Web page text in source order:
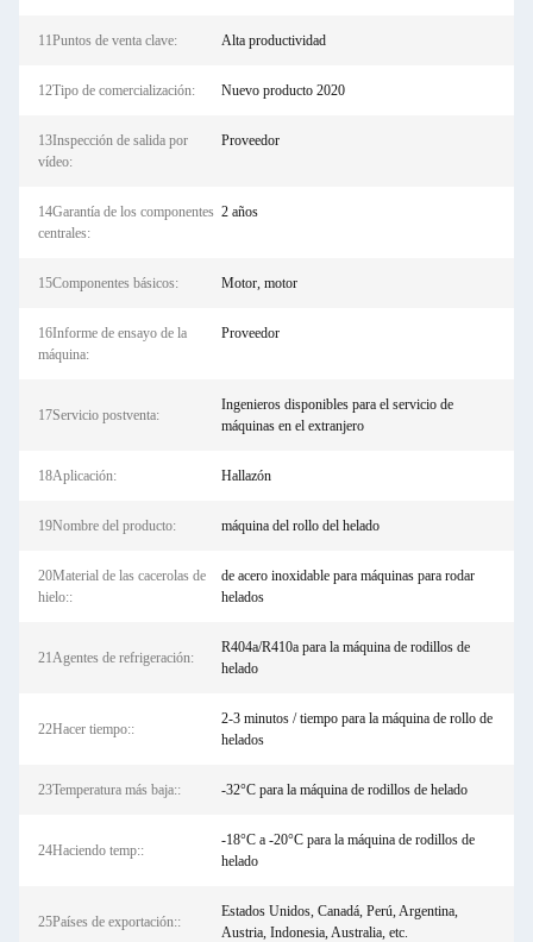
11Puntos de venta clave: Alta productividad
12Tipo de comercialización: Nuevo producto 2020
13Inspección de salida por
vídeo:
Proveedor
14Garantía de los componentes
centrales:
2 años
15Componentes básicos: Motor, motor
16Informe de ensayo de la
máquina:
Proveedor
17Servicio postventa:
Ingenieros disponibles para el servicio de
máquinas en el extranjero
18Aplicación: Hallazón
19Nombre del producto: máquina del rollo del helado
20Material de las cacerolas de
hielo::
de acero inoxidable para máquinas para rodar
helados
21Agentes de refrigeración:
R404a/R410a para la máquina de rodillos de
helado
22Hacer tiempo::
2-3 minutos / tiempo para la máquina de rollo de
helados
23Temperatura más baja:: -32°C para la máquina de rodillos de helado
24Haciendo temp::
-18°C a -20°C para la máquina de rodillos de
helado
25Países de exportación::
Estados Unidos, Canadá, Perú, Argentina,
Austria, Indonesia, Australia, etc.